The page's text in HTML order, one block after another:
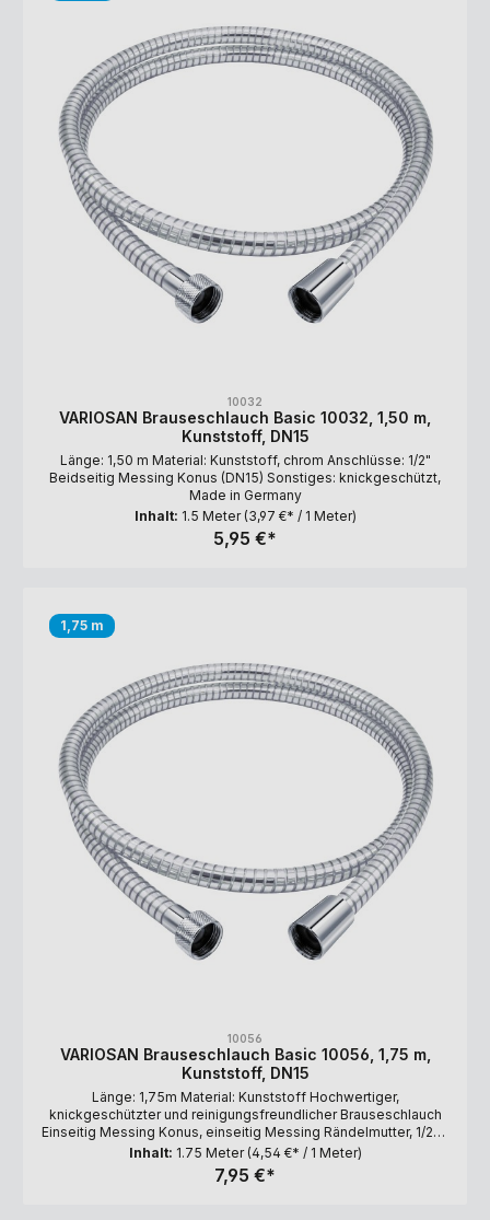
10032
VARIOSAN Brauseschlauch Basic 10032, 1,50 m,
Kunststoff, DN15
Länge: 1,50 m Material: Kunststoff, chrom Anschlüsse: 1/2"
Beidseitig Messing Konus (DN15) Sonstiges: knickgeschützt,
Made in Germany
Inhalt: 1.5 Meter (3,97 €* / 1 Meter)
5,95 €*
1,75 m
10056
VARIOSAN Brauseschlauch Basic 10056, 1,75 m,
Kunststoff, DN15
Länge: 1,75m Material: Kunststoff Hochwertiger,
knickgeschützter und reinigungsfreundlicher Brauseschlauch
Einseitig Messing Konus, einseitig Messing Rändelmutter, 1/2" x
1/2" (DN15)
Inhalt: 1.75 Meter (4,54 €* / 1 Meter)
7,95 €*